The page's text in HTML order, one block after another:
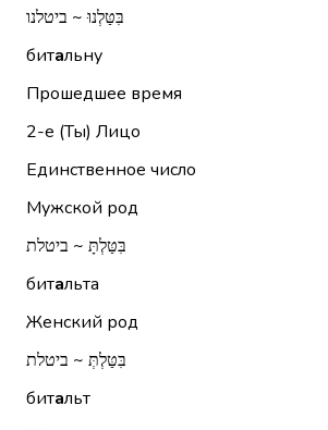
בִּטַּלְנוּ ~ ביטלנו
битальну
Прошедшее время
2-е (Ты) Лицо
Единственное число
Мужской род
בִּטַּלְתָּ ~ ביטלת
битальта
Женский род
בִּטַּלְתְּ ~ ביטלת
битальт